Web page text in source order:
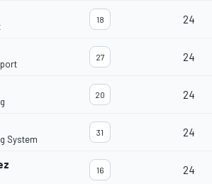
18 24
27 24
20 24
System
31 24
16 24